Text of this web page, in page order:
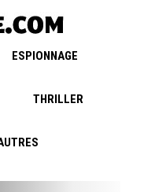
ESPIONNAGE
THRILLER